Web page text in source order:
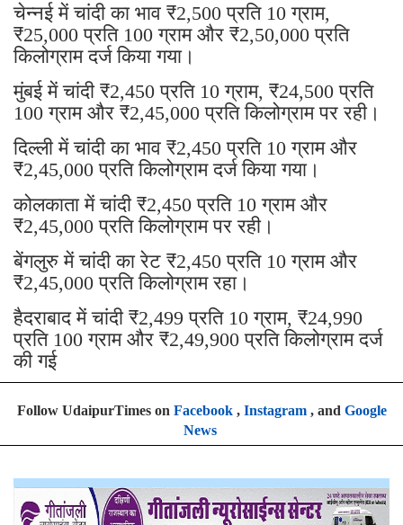
चेन्नई में चांदी का भाव ₹2,500 प्रति 10 ग्राम,
₹25,000 प्रति 100 ग्राम और ₹2,50,000 प्रति
किलोग्राम दर्ज किया गया।
मुंबई में चांदी ₹2,450 प्रति 10 ग्राम, ₹24,500 प्रति
100 ग्राम और ₹2,45,000 प्रति किलोग्राम पर रही।
दिल्ली में चांदी का भाव ₹2,450 प्रति 10 ग्राम और
₹2,45,000 प्रति किलोग्राम दर्ज किया गया।
कोलकाता में चांदी ₹2,450 प्रति 10 ग्राम और
₹2,45,000 प्रति किलोग्राम पर रही।
बेंगलुरु में चांदी का रेट ₹2,450 प्रति 10 ग्राम और
₹2,45,000 प्रति किलोग्राम रहा।
हैदराबाद में चांदी ₹2,499 प्रति 10 ग्राम, ₹24,990
प्रति 100 ग्राम और ₹2,49,900 प्रति किलोग्राम दर्ज
की गई
Follow UdaipurTimes on Facebook, Instagram, and Google
News